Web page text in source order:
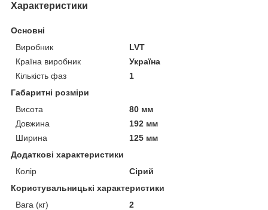
Характеристики
Основні
Виробник
LVT
Країна виробник
Україна
Кількість фаз
1
Габаритні розміри
Висота
80 мм
Довжина
192 мм
Ширина
125 мм
Додаткові характеристики
Колір
Сірий
Користувальницькі характеристики
Вага (кг)
2